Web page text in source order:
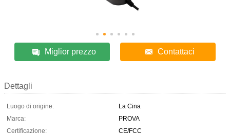
Miglior prezzo Contattaci
Dettagli
Luogo di origine:
La Cina
Marca:
PROVA
Certificazione:
CE/FCC